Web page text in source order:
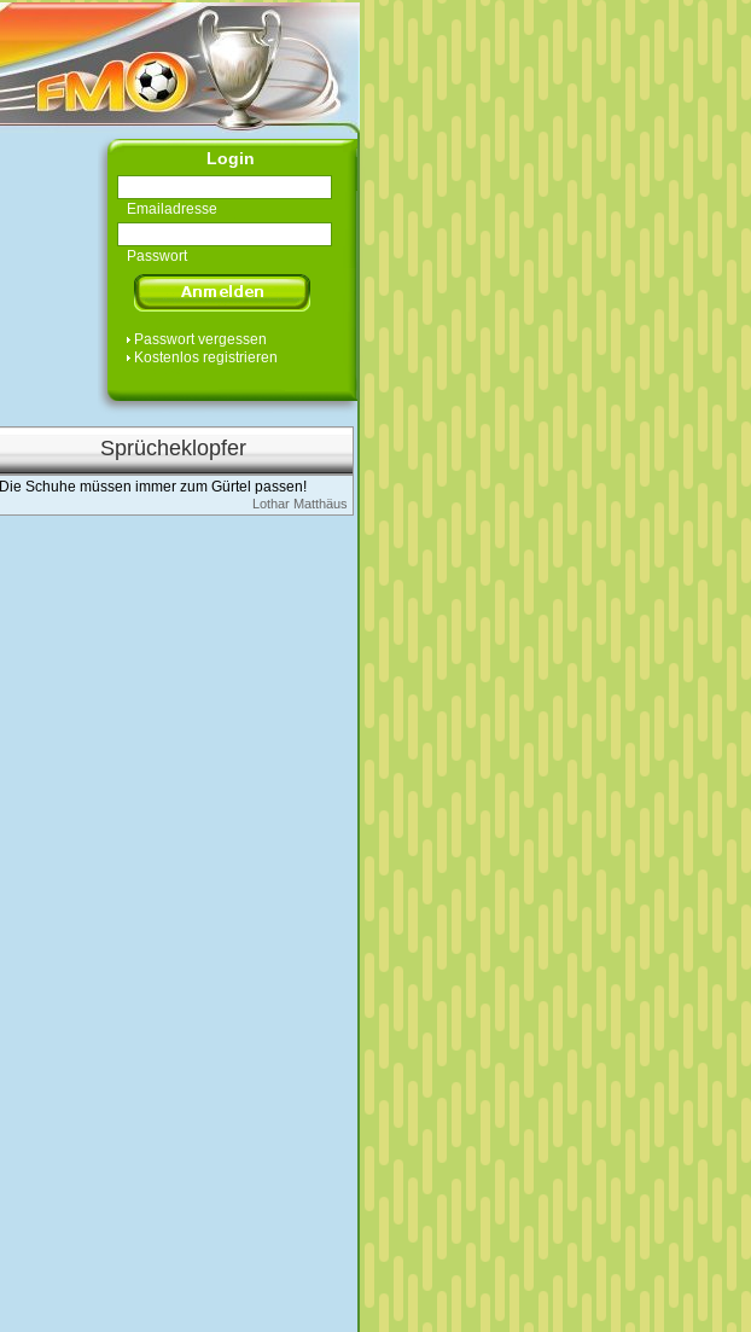
Login
Emailadresse
Passwort
Passwort vergessen
Kostenlos registrieren
Sprücheklopfer
Die Schuhe müssen immer zum Gürtel passen!
Lothar Matthäus